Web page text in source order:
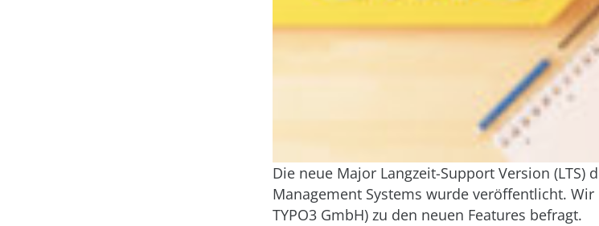
Die neue Major Langzeit-Support Version (LTS)
Management Systems wurde veröffentlicht. Wir
TYPO3 GmbH) zu den neuen Features befragt.